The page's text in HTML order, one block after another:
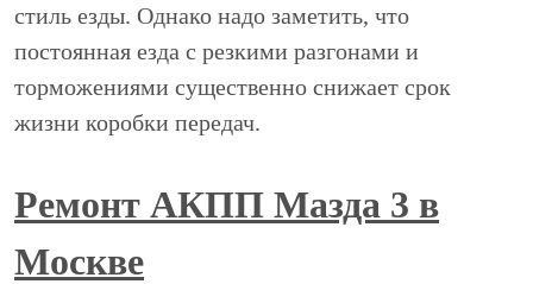
стиль езды. Однако надо заметить, что
постоянная езда с резкими разгонами и
торможениями существенно снижает срок
жизни коробки передач.
Ремонт АКПП Мазда 3 в
Москве